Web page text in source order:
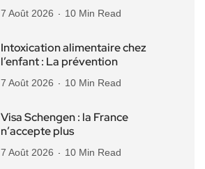
7 Août 2026 10 Min Read
Intoxication alimentaire chez
l’enfant : La prévention
7 Août 2026 10 Min Read
Visa Schengen : la France
n’accepte plus
7 Août 2026 10 Min Read